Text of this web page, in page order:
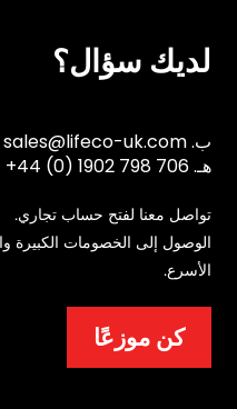
لديك سؤال؟
ب.sales@lifeco-uk.com
هـ.+44 (0) 1902 798 706
تواصل معنا لفتح حساب تجاري.
الوصول إلى الخصومات الكبيرة
الأسرع.
كن موزعًا